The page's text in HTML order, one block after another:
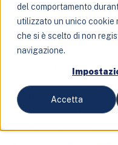
del comportamento
utilizzato un unico cookie
che si è scelto di non
navigazione.
Accetta
La consultazione
oppure per
percorso riabilitativo